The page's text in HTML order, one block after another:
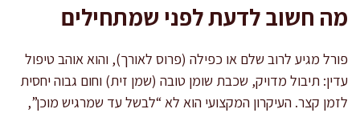
מה חשוב לדעת לפני שמתחילים
פורל מגיע לרוב שלם או כפילה (פרוס לאורך), והוא אוהב טיפול
עדין: תיבול מדויק, שכבת שומן טובה (שמן זית) וחום גבוה יחסית
לזמן קצר. העיקרון המקצועי הוא לא “לבשל עד שמרגיש מוכן”,